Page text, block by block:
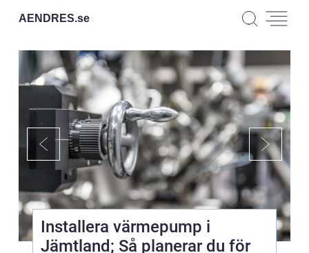
AENDRES.se
Installera värmepump i
Jämtland; Så planerar du för